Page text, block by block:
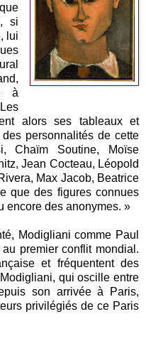
si
lui
à
alors ses tableaux et
personnalités de cette
Chaïm Soutine, Moïse
Jean Cocteau, Léopold
Max Jacob, Beatrice
que des figures connues
encore des anonymes. »
Modigliani comme Paul
premier conflit mondial.
et fréquentent des
qui oscille entre
son arrivée à Paris,
privilégiés de ce Paris